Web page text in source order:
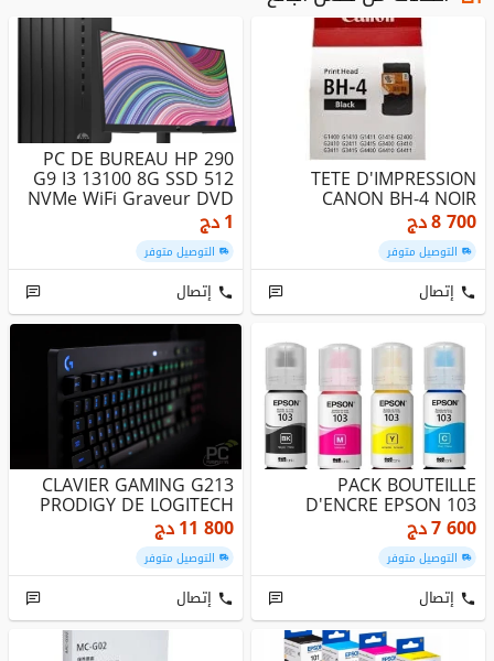
TETE D'IMPRESSION
CANON BH-4 NOIR
8 700دج
التوصيل متوفر
إتصال
PC DE BUREAU HP 290
G9 I3 13100 8G SSD 512
NVMe WiFi Graveur DVD
/ ...
1دج
التوصيل متوفر
إتصال
PACK BOUTEILLE
D'ENCRE EPSON 103
7 600دج
التوصيل متوفر
إتصال
CLAVIER GAMING G213
PRODIGY DE LOGITECH
11 800دج
التوصيل متوفر
إتصال